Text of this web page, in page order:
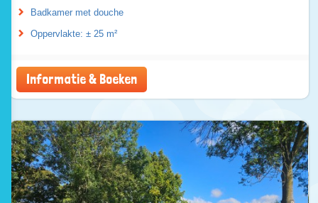
Badkamer met douche
Oppervlakte: ± 25 m²
Informatie & Boeken